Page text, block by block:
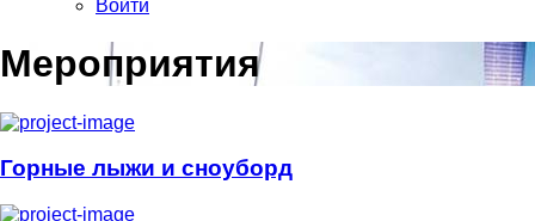
Войти
Мероприятия
Горные лыжи и сноуборд